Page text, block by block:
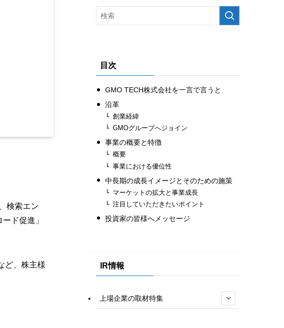
検索エン
ド促進」
ど、株主様
目次
GMO TECH株式会社を一言で言うと
沿革
創業経緯
GMOグループへジョイン
事業の概要と特徴
概要
事業における優位性
中長期の成長イメージとそのための施策
マーケットの拡大と事業成長
注目していただきたいポイント
投資家の皆様へメッセージ
IR情報
上場企業の取材特集